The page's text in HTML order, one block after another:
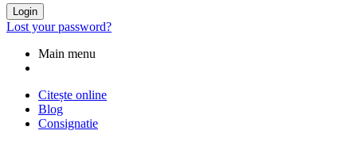
Login
Lost your password?
Main menu
Citește online
Blog
Consignatie